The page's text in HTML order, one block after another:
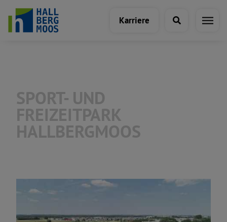
Karriere
Kunst & Kultur
Sport & Freizeit
SPORT- UND
FREIZEITPARK
HALLBERGMOOS